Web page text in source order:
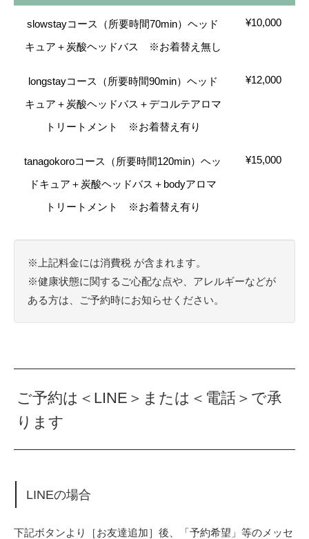
slowstayコース（所要時間70min）ヘッド
キュア＋炭酸ヘッドバス ※お着替え無し
¥10,000
longstayコース（所要時間90min）ヘッド
キュア＋炭酸ヘッドバス＋デコルテアロマ
トリートメント ※お着替え有り
¥12,000
tanagokoroコース（所要時間120min）ヘッ
ドキュア＋炭酸ヘッドバス＋bodyアロマ
トリートメント ※お着替え有り
¥15,000
※上記料金には消費税 が含まれます。
※健康状態に関するご心配な点や、アレルギーなどが
ある方は、ご予約時にお知らせください。
ご予約は＜LINE＞または＜電話＞で承
ります
LINEの場合
下記ボタンより［お友達追加］後、「予約希望」等のメッセ